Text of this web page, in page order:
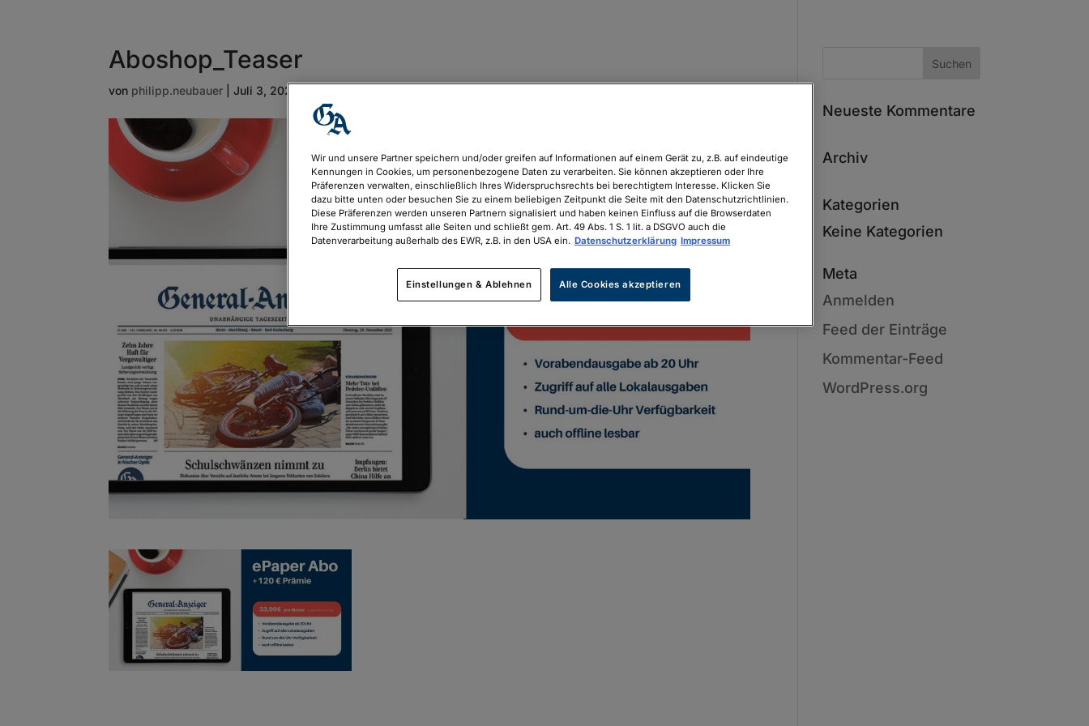
Aboshop_Teaser
von philipp.neubauer |Juli 3, 2023
Neueste Kommentare
Archiv
Kategorien
Keine Kategorien
Meta
Anmelden
Feed der Einträge
Kommentar-Feed
WordPress.org
Wir und unsere Partner speichern und/oder greifen auf Informationen auf einem Gerät zu, z.B. auf eindeutige
Kennungen in Cookies, um personenbezogene Daten zu verarbeiten. Sie können akzeptieren oder Ihre
Präferenzen verwalten, einschließlich Ihres Widerspruchsrechts bei berechtigtem Interesse. Klicken Sie
dazu bitte unten oder besuchen Sie zu einem beliebigen Zeitpunkt die Seite mit den Datenschutzrichtlinien.
Diese Präferenzen werden unseren Partnern signalisiert und haben keinen Einfluss auf die Browserdaten
Ihre Zustimmung umfasst alle Seiten und schließt gem. Art. 49 Abs. 1 S. 1 lit. a DSGVO auch die
Datenverarbeitung außerhalb des EWR, z.B. in den USA ein. Datenschutzerklärung Impressum
Einstellungen & Ablehnen Alle Cookies akzeptieren